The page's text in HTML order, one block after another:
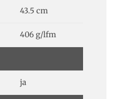
43.5 cm
406 g/lfm
ja